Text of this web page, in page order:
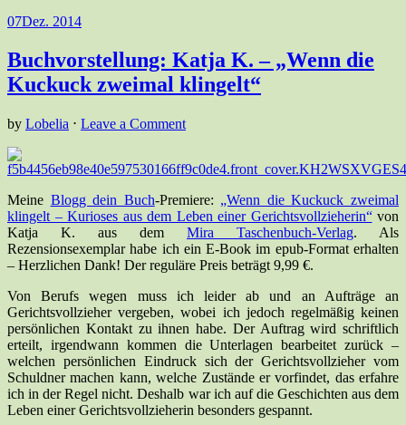
07Dez. 2014
Buchvorstellung: Katja K. – „Wenn die
Kuckuck zweimal klingelt“
by Lobelia ⋅ Leave a Comment
Meine Blogg dein Buch-Premiere: „Wenn die Kuckuck zweimal
klingelt – Kurioses aus dem Leben einer Gerichtsvollzieherin“von
Katja K. aus dem Mira Taschenbuch-Verlag. Als
Rezensionsexemplar habe ich ein E-Book im epub-Format erhalten
– Herzlichen Dank! Der reguläre Preis beträgt 9,99 €.
Von Berufs wegen muss ich leider ab und an Aufträge an
Gerichtsvollzieher vergeben, wobei ich jedoch regelmäßig keinen
persönlichen Kontakt zu ihnen habe. Der Auftrag wird schriftlich
erteilt, irgendwann kommen die Unterlagen bearbeitet zurück –
welchen persönlichen Eindruck sich der Gerichtsvollzieher vom
Schuldner machen kann, welche Zustände er vorfindet, das erfahre
ich in der Regel nicht. Deshalb war ich auf die Geschichten aus dem
Leben einer Gerichtsvollzieherin besonders gespannt.